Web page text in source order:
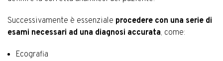
Successivamente è essenziale procedere con una serie di
esami necessari ad una diagnosi accurata, come:
Ecografia